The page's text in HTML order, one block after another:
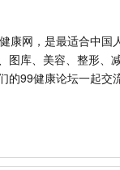
康网，是最适合中
库、美容、整形、
99健康论坛一起交